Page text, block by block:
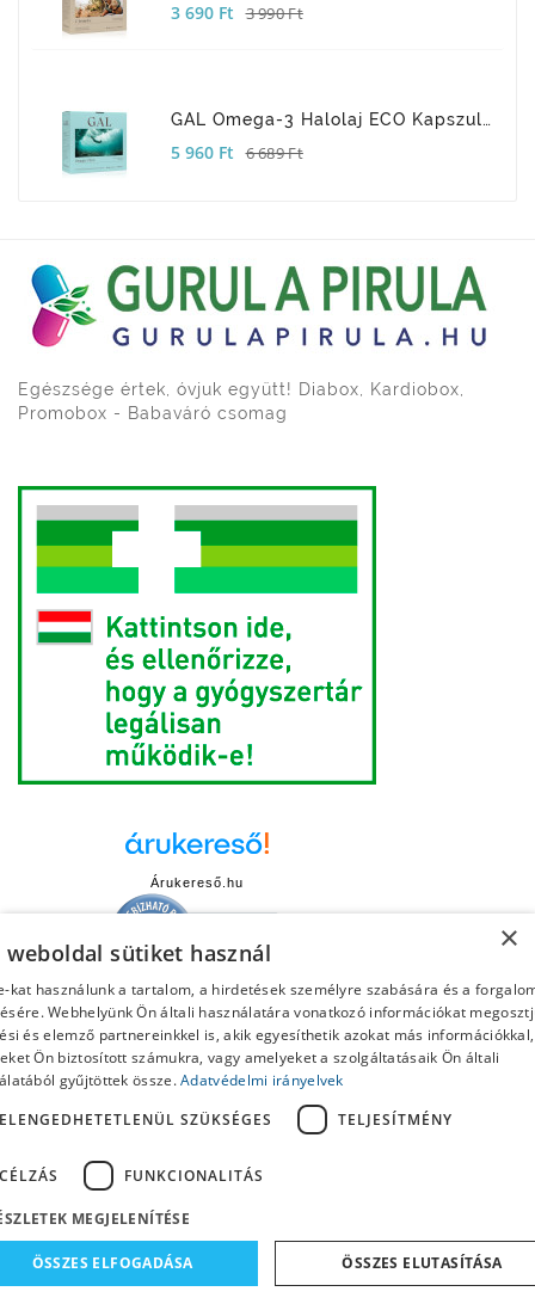
3 690 Ft 3 990 Ft
GAL Omega-3 Halolaj ECO Kapszula 60x
5 960 Ft 6 689 Ft
Egészsége értek, óvjuk együtt! Diabox, Kardiobox,
Promobox - Babaváró csomag
Árukereső.hu
Elérhetőség 
Kategóriáink
Információk
Fiókod 
×
weboldal sütiket használ
kat használunk a tartalom, a hirdetések személyre szabására és a
Webhelyünk Ön általi használatára vonatkozó információkat
és elemző partnereinkkel is, akik egyesíthetik azokat más információkkal,
Ön biztosított számukra, vagy amelyeket a szolgáltatásaik Ön általi
gyűjtöttek össze.Adatvédelmi irányelvek
SZÜKSÉGES
TELJESÍTMÉNY
FUNKCIONALITÁS
MEGJELENÍTÉSE
ÖSSZES ELFOGADÁSA ÖSSZES ELUTASÍTÁSA